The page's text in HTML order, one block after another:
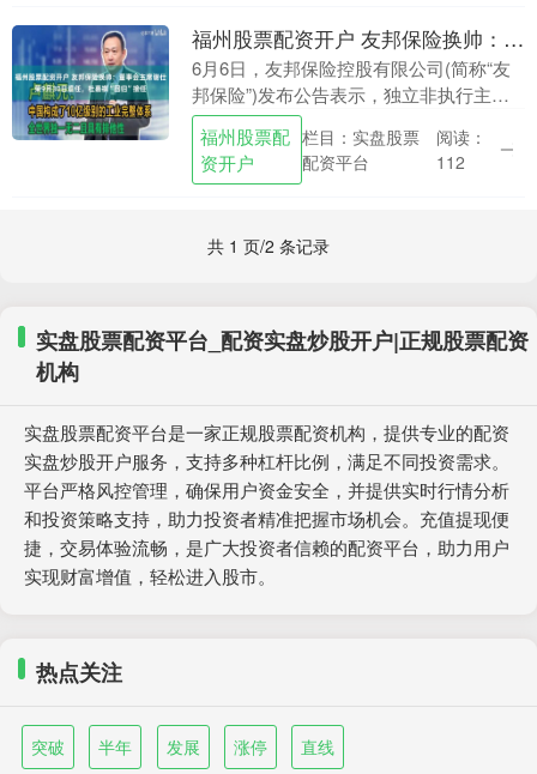
福州股票配资开户 友邦保险换帅：董事会主席谢仕荣9月30日退任，杜嘉祺“回归”接任
6月6日，友邦保险控股有限公司(简称“友
邦保险”)发布公告表示，独立非执行主席
及独立非执行董事谢仕荣将退任，自2025
年9月30日起生效。 与此同时，友邦保险
宣....
福州股票配
资开户
栏目：实盘股票
配资平台
阅读：
112
共 1 页/2 条记录
实盘股票配资平台_配资实盘炒股开户|正规股票配资
机构
实盘股票配资平台是一家正规股票配资机构，提供专业的配资
实盘炒股开户服务，支持多种杠杆比例，满足不同投资需求。
平台严格风控管理，确保用户资金安全，并提供实时行情分析
和投资策略支持，助力投资者精准把握市场机会。充值提现便
捷，交易体验流畅，是广大投资者信赖的配资平台，助力用户
实现财富增值，轻松进入股市。
热点关注
突破 半年 发展 涨停 直线